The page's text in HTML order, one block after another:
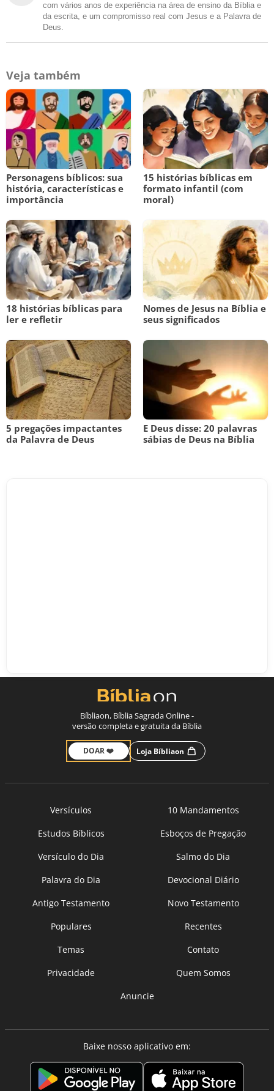
com vários anos de experiência na área de ensino da Bíblia e
da escrita, e um compromisso real com Jesus e a Palavra de
Deus.
Veja também
Personagens bíblicos: sua
história, características e
importância
15 histórias bíblicas em
formato infantil (com
moral)
18 histórias bíblicas para
ler e refletir
Nomes de Jesus na Bíblia e
seus significados
5 pregações impactantes
da Palavra de Deus
E Deus disse: 20 palavras
sábias de Deus na Bíblia
Bíbliaon, Bíblia Sagrada Online -
versão completa e gratuita da Bíblia
DOAR ❤️ Loja Bíbliaon
Versículos
10 Mandamentos
Estudos Bíblicos
Esboços de Pregação
Versículo do Dia
Salmo do Dia
Palavra do Dia
Devocional Diário
Antigo Testamento
Novo Testamento
Populares
Recentes
Temas
Contato
Privacidade
Quem Somos
Anuncie
Baixe nosso aplicativo em: